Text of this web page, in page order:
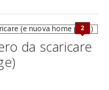
2
da scaricare